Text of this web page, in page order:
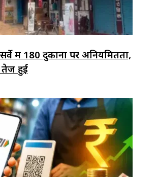
में 180 दुकानों पर अनियमितता,
तेज हुई